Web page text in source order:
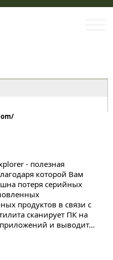
- полезная
которой Вам
потеря серийных
продуктов в связи с
сканирует ПК на
и выводит...